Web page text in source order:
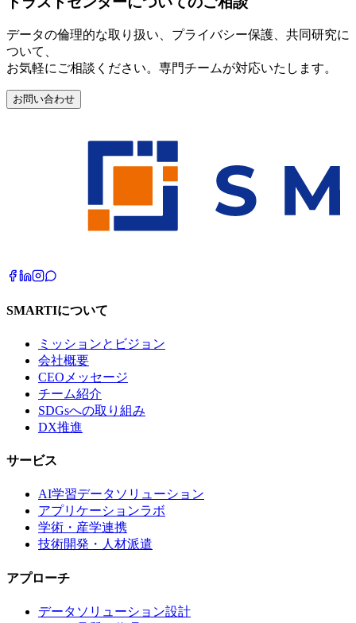
データの倫理的な取り扱い、プライバシー保護、共同研究に
ついて、
お気軽にご相談ください。専門チームが対応いたします。
お問い合わせ
SMARTIについて
ミッションとビジョン
会社概要
CEOメッセージ
チーム紹介
SDGsへの取り組み
DX推進
サービス
AI学習データソリューション
アプリケーションラボ
学術・産学連携
技術開発・人材派遣
アプローチ
データソリューション設計